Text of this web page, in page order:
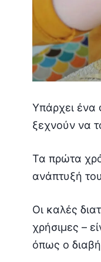
Υπάρχει ένα
ξεχνούν να
Τα πρώτα
ανάπτυξή
Οι καλές
χρήσιμες –
όπως ο